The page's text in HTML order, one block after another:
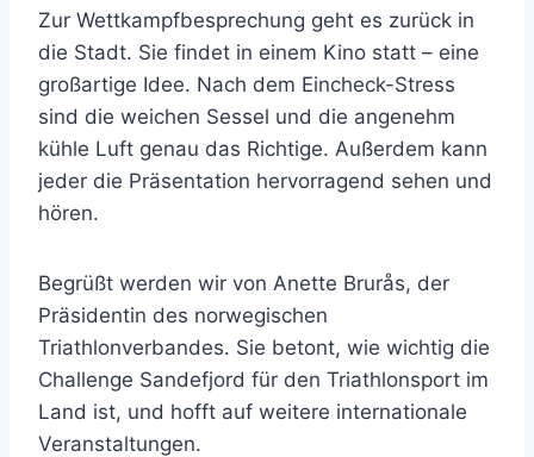
Zur Wettkampfbesprechung geht es zurück in
die Stadt. Sie findet in einem Kino statt – eine
großartige Idee. Nach dem Eincheck-Stress
sind die weichen Sessel und die angenehm
kühle Luft genau das Richtige. Außerdem kann
jeder die Präsentation hervorragend sehen und
hören.
Begrüßt werden wir von Anette Brurås, der
Präsidentin des norwegischen
Triathlonverbandes. Sie betont, wie wichtig die
Challenge Sandefjord für den Triathlonsport im
Land ist, und hofft auf weitere internationale
Veranstaltungen.